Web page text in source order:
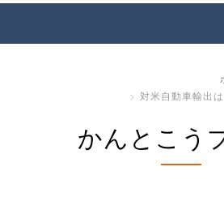
対米自動車輸出
かんとこう